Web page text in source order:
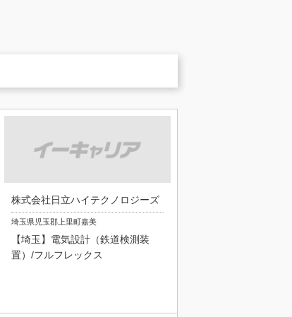
株式会社日立ハイテクノロジーズ
埼玉県児玉郡上里町嘉美
【埼玉】電気設計（鉄道検測装
置）/フルフレックス